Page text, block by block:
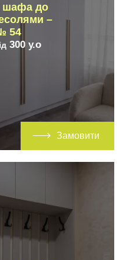
шафа до
–
54
300 у.о
Замовити